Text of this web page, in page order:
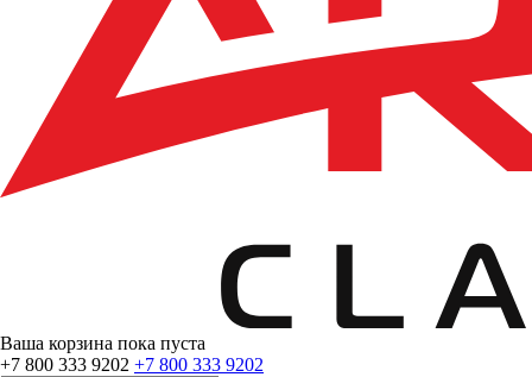
Ваша корзина пока пуста
+7 800 333 9202 +7 800 333 9202